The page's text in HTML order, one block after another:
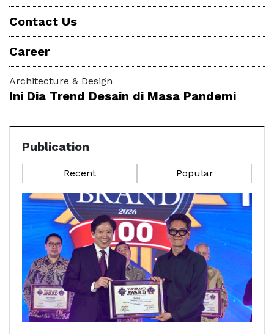
Contact Us
Career
Architecture & Design
Ini Dia Trend Desain di Masa Pandemi
Publication
Recent Popular